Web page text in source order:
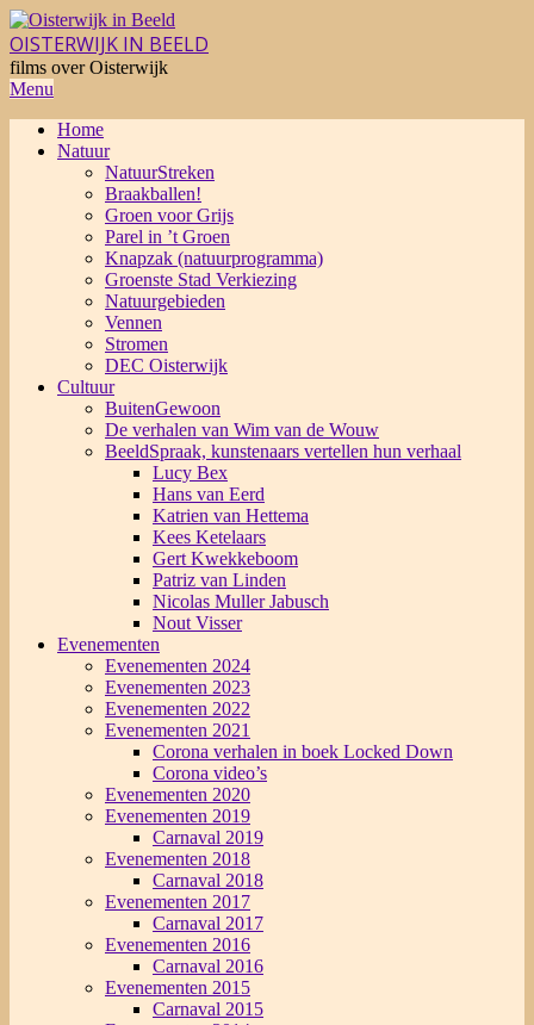
Skip
to
content
OISTERWIJK IN BEELD
films over Oisterwijk
Primary
Menu
Menu
Home
Natuur
NatuurStreken
Braakballen!
Groen voor Grijs
Parel in ’t Groen
Knapzak (natuurprogramma)
Groenste Stad Verkiezing
Natuurgebieden
Vennen
Stromen
DEC Oisterwijk
Cultuur
BuitenGewoon
De verhalen van Wim van de Wouw
BeeldSpraak, kunstenaars vertellen hun verhaal
Lucy Bex
Hans van Eerd
Katrien van Hettema
Kees Ketelaars
Gert Kwekkeboom
Patriz van Linden
Nicolas Muller Jabusch
Nout Visser
Evenementen
Evenementen 2024
Evenementen 2023
Evenementen 2022
Evenementen 2021
Corona verhalen in boek Locked Down
Corona video’s
Evenementen 2020
Evenementen 2019
Carnaval 2019
Evenementen 2018
Carnaval 2018
Evenementen 2017
Carnaval 2017
Evenementen 2016
Carnaval 2016
Evenementen 2015
Carnaval 2015